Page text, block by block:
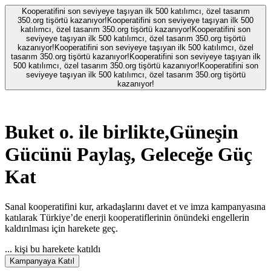
Kooperatifini son seviyeye taşıyan ilk 500 katılımcı, özel tasarım
350.org tişörtü kazanıyor! Kooperatifini son seviyeye taşıyan ilk 500
katılımcı, özel tasarım 350.org tişörtü kazanıyor! Kooperatifini son
seviyeye taşıyan ilk 500 katılımcı, özel tasarım 350.org tişörtü
kazanıyor! Kooperatifini son seviyeye taşıyan ilk 500 katılımcı, özel
tasarım 350.org tişörtü kazanıyor! Kooperatifini son seviyeye taşıyan ilk
500 katılımcı, özel tasarım 350.org tişörtü kazanıyor! Kooperatifini son
seviyeye taşıyan ilk 500 katılımcı, özel tasarım 350.org tişörtü
kazanıyor!
Buket o. ile birlikte,Güneşin
Gücünü Paylaş, Geleceğe Güç
Kat
Sanal kooperatifini kur, arkadaşlarını davet et ve imza kampanyasına
katılarak Türkiye’de enerji kooperatiflerinin önündeki engellerin
kaldırılması için harekete geç.
... kişi bu harekete katıldı
Kampanyaya Katıl